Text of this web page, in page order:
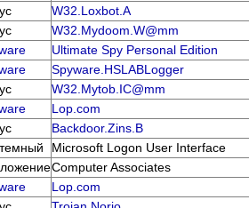
W32.Loxbot.A
W32.Mydoom.W@mm
Ultimate Spy Personal Edition
Spyware.HSLABLogger
W32.Mytob.IC@mm
Lop.com
Backdoor.Zins.B
Microsoft Logon User Interface
Computer Associates
Lop.com